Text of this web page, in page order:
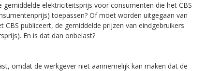
gemiddelde elektriciteitsprijs voor consumenten die het CBS
toepassen? Of moet worden uitgegaan van
CBS publiceert, de gemiddelde prijzen van eindgebruikers
En is dat dan onbelast?
omdat de werkgever niet aannemelijk kan maken dat de